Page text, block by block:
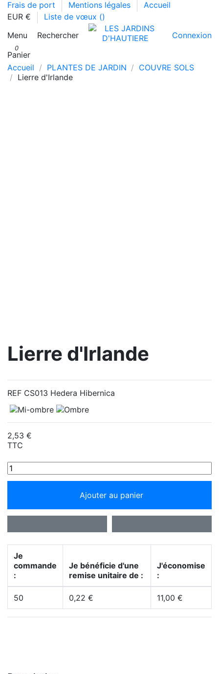
Frais de port Mentions légales
Accueil
EUR €
Liste de vœux ()
Menu
Rechercher Connexion
0
Panier
Accueil
PLANTES DE JARDIN
COUVRE SOLS
Lierre d'Irlande
Lierre d'Irlande
REF CS013 Hedera Hibernica
2,53 €
TTC
Ajouter au panier
Je
commande
:
Je bénéficie d'une
remise unitaire de :
J'économise
:
50 0,22 € 11,00 €